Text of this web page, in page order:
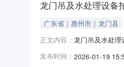
龙门吊及水处理设备
广东省｜惠州市｜龙门县
正文内容： 龙门吊及水处
平台（http://
发布时间： 2026-01-19